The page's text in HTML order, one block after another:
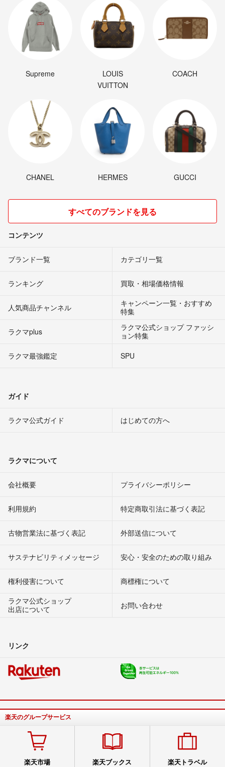
Supreme
LOUIS
VUITTON
COACH
CHANEL HERMES GUCCI
すべてのブランドを見る
コンテンツ
ブランド一覧 カテゴリ一覧
ランキング 買取・相場価格情報
人気商品チャンネル
キャンペーン一覧・おすすめ
特集
ラクマplus
ラクマ公式ショップ ファッシ
ョン特集
ラクマ最強鑑定
SPU
ガイド
ラクマ公式ガイド はじめての方へ
ラクマについて
会社概要 プライバシーポリシー
利用規約 特定商取引法に基づく表記
古物営業法に基づく表記 外部送信について
サステナビリティメッセージ 安心・安全のための取り組み
権利侵害について
商標権について
ラクマ公式ショップ
出店について
お問い合わせ
リンク
楽天のグループサービス
楽天市場 楽天ブックス 楽天トラベル